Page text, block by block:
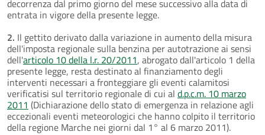
decorrenza dal primo giorno del mese successivo alla data di
entrata in vigore della presente legge.
2. Il gettito derivato dalla variazione in aumento della misura
dell'imposta regionale sulla benzina per autotrazione ai sensi
dell'articolo 10 della l.r. 20/2011, abrogato dall'articolo 1 della
presente legge, resta destinato al finanziamento degli
interventi necessari a fronteggiare gli eventi calamitosi
verificatisi sul territorio regionale di cui al d.p.c.m. 10 marzo
2011 (Dichiarazione dello stato di emergenza in relazione agli
eccezionali eventi meteorologici che hanno colpito il territorio
della regione Marche nei giorni dal 1° al 6 marzo 2011).